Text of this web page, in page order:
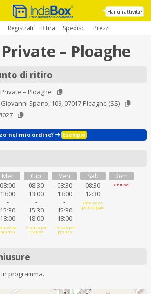
Hai un'attività?
Registrati Ritira Spedisci Prezzi
– Ploaghe
di ritiro
– Ploaghe
Spano, 109, 07017 Ploaghe (SS)
nel mio ordine? Esempio
Mer
08:00
13:00
-
15:30
18:00
per
pranzo
Gio
08:30
13:00
-
15:30
18:00
Chiuso per
pranzo
Ven
08:30
13:00
-
15:30
18:00
Chiuso per
pranzo
Sab
08:30
12:30
Chiuso al
pomeriggio
Dom
Chiuso
programma.